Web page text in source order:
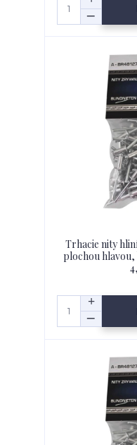
Trhacie nity
plochou hlavou,